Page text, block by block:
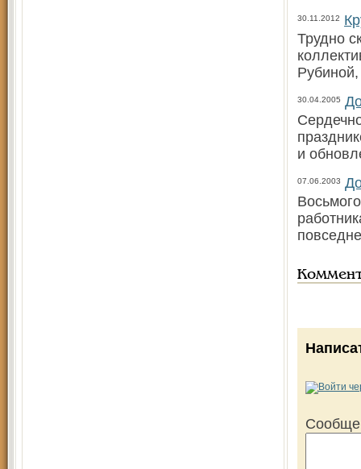
30.11.2012
Трудно
30.04.2005
и
07.06.2003